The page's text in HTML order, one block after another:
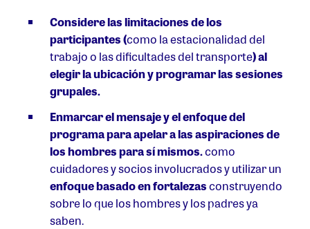
Considere las limitaciones de los
participantes (como la estacionalidad del
trabajo o las dificultades del transporte) al
elegir la ubicación y programar las sesiones
grupales.
Enmarcar el mensaje y el enfoque del
programa para apelar a las aspiraciones de
los hombres para sí mismos.como
cuidadores y socios involucrados y utilizar un
enfoque basado en fortalezasconstruyendo
sobre lo que los hombres y los padres ya
saben.